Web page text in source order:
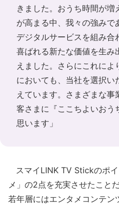
きました。おうち時間が
が高まる中、我々の強みで
デジタルサービスを組み合
喜ばれる新たな価値を生み
えました。さらにこれに
においても、当社を選択
えています。さまざまな
客さまに『ここちよいおう
思います」
スマイLINK TV Stickのポ
メ」の2点を充実させたこと
若年層にはエンタメコンテ